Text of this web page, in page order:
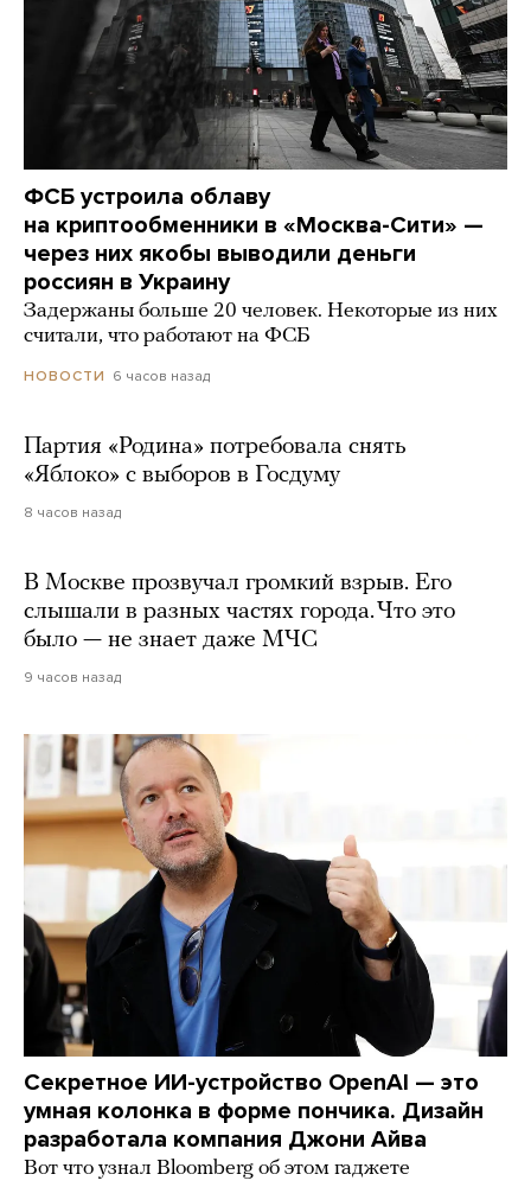
ФСБ устроила облаву
на криптообменники в «Москва-Сити» —
через них якобы выводили деньги
россиян в Украину
Задержаны больше 20 человек. Некоторые из них
считали, что работают на ФСБ
НОВОСТИ 6 часов назад
Партия «Родина» потребовала снять
«Яблоко» с выборов в Госдуму
8 часов назад
В Москве прозвучал громкий взрыв. Его
слышали в разных частях города. Что это
было — не знает даже МЧС
9 часов назад
Секретное ИИ-устройство OpenAI — это
умная колонка в форме пончика. Дизайн
разработала компания Джони Айва
Вот что узнал Bloomberg об этом гаджете